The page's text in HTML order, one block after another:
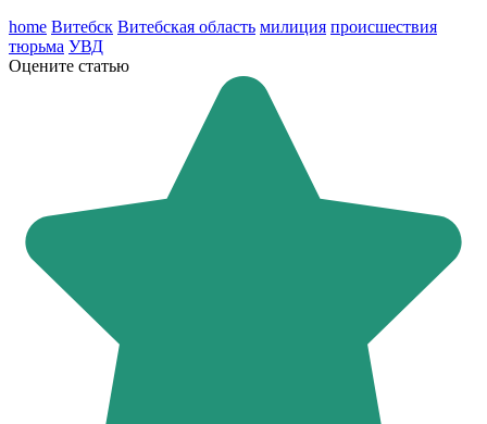
home Витебск Витебская область милиция происшествия
тюрьма УВД
Оцените статью